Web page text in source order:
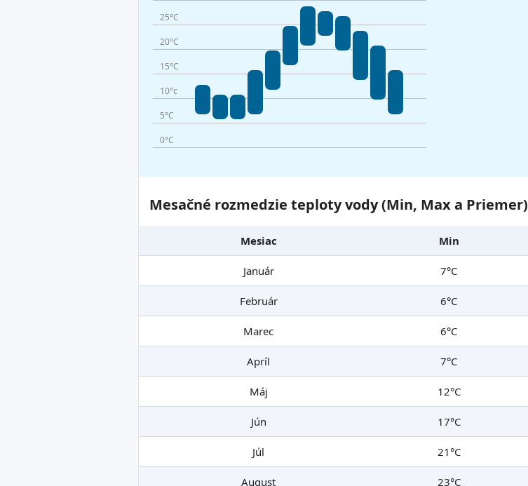
25°C
20°C
15°C
10°c
5°C
0°C
Mesačné rozmedzie teploty vody (Min, Max a Priemer)
Mesiac Min
Január 7°C
Február 6°C
Marec 6°C
Apríl 7°C
Máj 12°C
Jún 17°C
Júl 21°C
August 23°C